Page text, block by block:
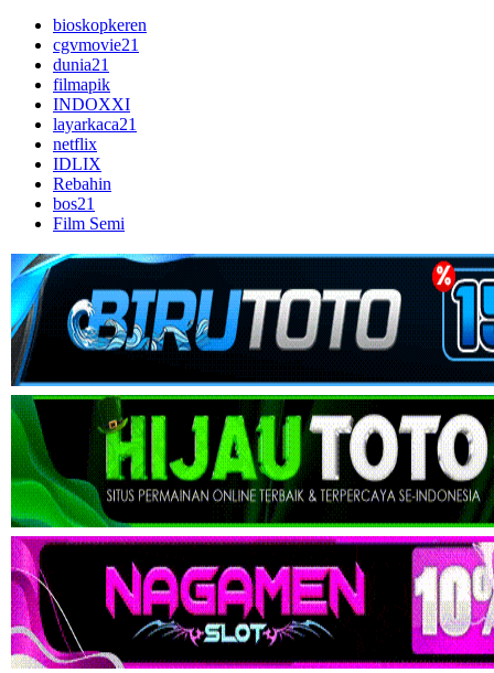
bioskopkeren
cgvmovie21
dunia21
filmapik
INDOXXI
layarkaca21
netflix
IDLIX
Rebahin
bos21
Film Semi